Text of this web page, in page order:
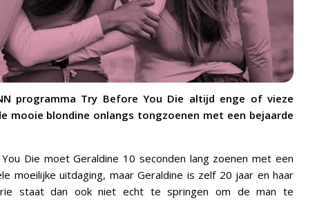
programma Try Before You Die altijd enge of vieze
mooie blondine onlangs tongzoenen met een bejaarde
Die moet Geraldine 10 seconden lang zoenen met een
moeilijke uitdaging, maar Geraldine is zelf 20 jaar en haar
staat dan ook niet echt te springen om de man te